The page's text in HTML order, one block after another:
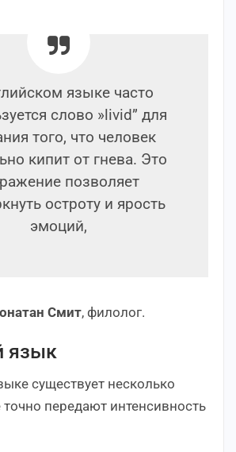
языке часто
слово »livid” для
того, что человек
кипит от гнева. Это
позволяет
остроту и ярость
эмоций,
Смит, филолог.
язык
существует несколько
передают интенсивность